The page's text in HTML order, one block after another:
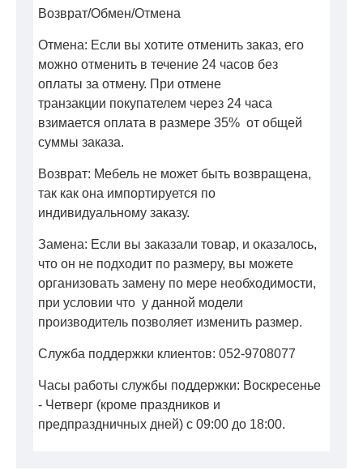
Возврат/Обмен/Отмена
Отмена: Если вы хотите отменить заказ, его
можно отменить в течение 24 часов без
оплаты за отмену. При отмене
транзакции покупателем через 24 часа
взимается оплата в размере 35% от общей
суммы заказа.
Возврат: Мебель не может быть возвращена,
так как она импортируется по
индивидуальному заказу.
Замена: Если вы заказали товар, и оказалось,
что он не подходит по размеру, вы можете
организовать замену по мере необходимости,
при условии что у данной модели
производитель позволяет изменить размер.
Служба поддержки клиентов: 052-9708077
Часы работы службы поддержки: Воскресенье
- Четверг (кроме праздников и
предпраздничных дней) с 09:00 до 18:00.